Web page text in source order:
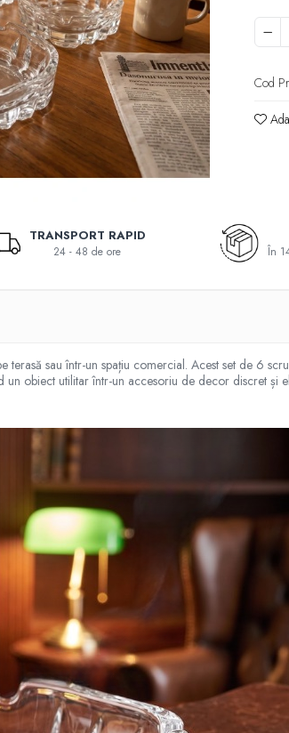
Cod
TRANSPORT RAPID
24 - 48 de ore În
sau într-un spațiu comercial. Acest set de 6
obiect utilitar într-un accesoriu de decor discret și